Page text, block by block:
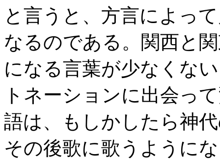
と言うと、方言によっ
なるのである。関西と
になる言葉が少なくな
トネーションに出会っ
語は、もしかしたら神
その後歌に歌うように